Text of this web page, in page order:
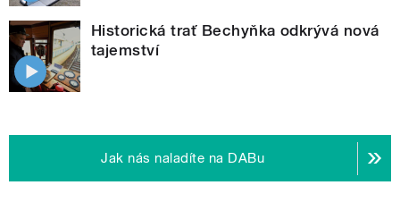
Historická trať Bechyňka odkrývá nová
tajemství
Jak nás naladíte na DABu